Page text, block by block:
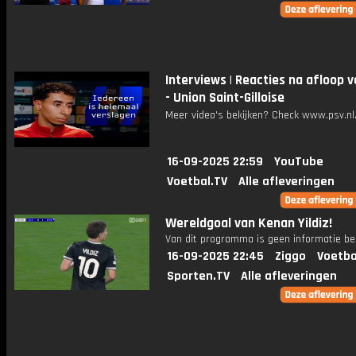
Interviews | Reacties na afloop
- Union Saint-Gilloise
Meer video's bekijken? Check
16-09-2025 22:59
YouTube
Voetbal.TV
Alle afleveringen
Wereldgoal van Kenan Yildiz!
Van dit programma is geen informatie
16-09-2025 22:45 Ziggo
Sporten.TV
Alle afleveringen